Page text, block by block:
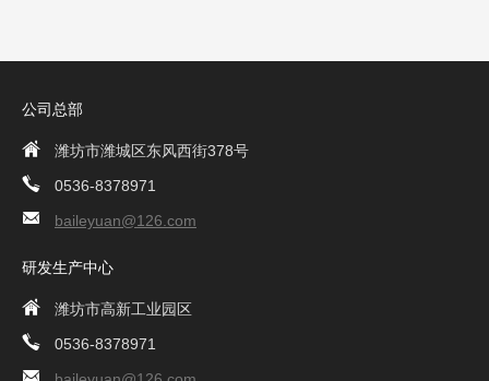
公司总部
潍坊市潍城区东风西街378号
0536-8378971
baileyuan@126.com
研发生产中心
潍坊市高新工业园区
0536-8378971